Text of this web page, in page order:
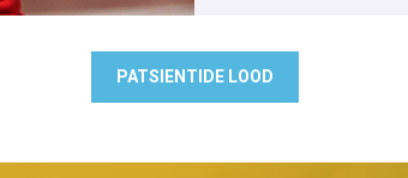
PATSIENTIDE LOOD